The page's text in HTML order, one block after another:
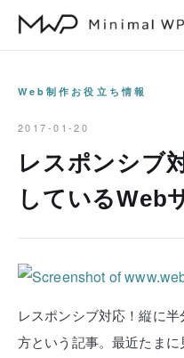
Web制作お役立ち情報
2017-01-20
レスポンシブ
しているWeb
レスポンシブ対応！縦に
方という記事。最近たま